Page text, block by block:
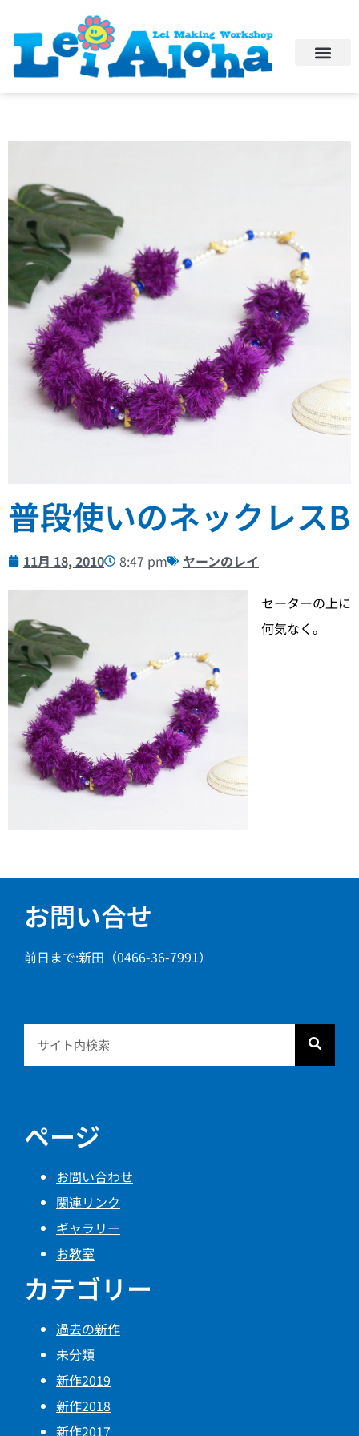
普段使いのネックレスB
11月 18, 2010 8:47 pm ヤーンのレイ
セーターの上に
何気なく。
お問い合せ
前日まで:新田（0466-36-7991）
ページ
お問い合わせ
関連リンク
ギャラリー
お教室
カテゴリー
過去の新作
未分類
新作2019
新作2018
新作2017